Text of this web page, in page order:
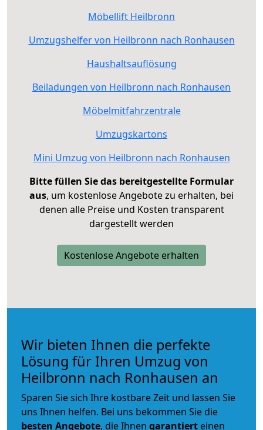
Möbellift Heilbronn
Umzugshelfer von Heilbronn nach Ronhausen
Haushaltsauflösung
Beiladungen von Heilbronn nach Ronhausen
Möbelmitfahrzentrale
Umzugskartons
Mini Umzug von Heilbronn nach Ronhausen
Bitte füllen Sie das bereitgestellte Formular
aus, um kostenlose Angebote zu erhalten, bei
denen alle Preise und Kosten transparent
dargestellt werden
Kostenlose Angebote erhalten
Wir bieten Ihnen die perfekte
Lösung für Ihren Umzug von
Heilbronn nach Ronhausen an
Sparen Sie sich Ihre kostbare Zeit und lassen Sie
uns Ihnen helfen. Bei uns bekommen Sie die
besten Angebote, die Ihnen garantiert einen